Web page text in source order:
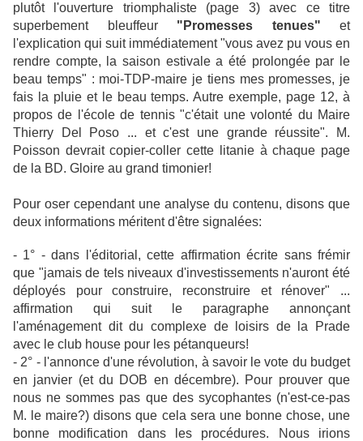
plutôt l'ouverture triomphaliste (page 3) avec ce titre
superbement bleuffeur "Promesses tenues" et
l'explication qui suit immédiatement "vous avez pu vous en
rendre compte, la saison estivale a été prolongée par le
beau temps" : moi-TDP-maire je tiens mes promesses, je
fais la pluie et le beau temps. Autre exemple, page 12, à
propos de l'école de tennis "c'était une volonté du Maire
Thierry Del Poso ... et c'est une grande réussite". M.
Poisson devrait copier-coller cette litanie à chaque page
de la BD. Gloire au grand timonier!
Pour oser cependant une analyse du contenu, disons que
deux informations méritent d'être signalées:
- 1° - dans l'éditorial, cette affirmation écrite sans frémir
que "jamais de tels niveaux d'investissements n'auront été
déployés pour construire, reconstruire et rénover" ...
affirmation qui suit le paragraphe annonçant
l'aménagement dit du complexe de loisirs de la Prade
avec le club house pour les pétanqueurs!
- 2° - l'annonce d'une révolution, à savoir le vote du budget
en janvier (et du DOB en décembre). Pour prouver que
nous ne sommes pas que des sycophantes (n'est-ce-pas
M. le maire?) disons que cela sera une bonne chose, une
bonne modification dans les procédures. Nous irions